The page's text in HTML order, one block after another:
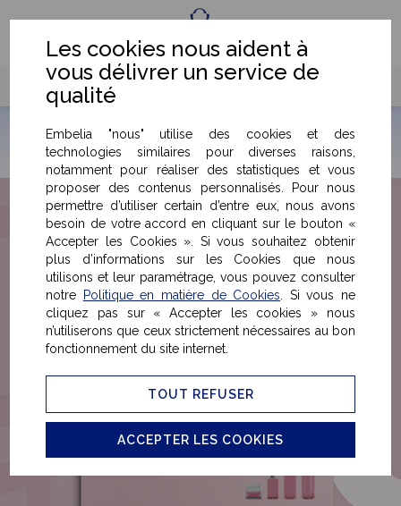
Les cookies nous aident à
vous délivrer un service de
qualité
Embelia "nous" utilise des cookies et des
technologies similaires pour diverses raisons,
notamment pour réaliser des statistiques et vous
proposer des contenus personnalisés. Pour nous
permettre d’utiliser certain d’entre eux, nous avons
besoin de votre accord en cliquant sur le bouton «
Accepter les Cookies ». Si vous souhaitez obtenir
plus d’informations sur les Cookies que nous
utilisons et leur paramétrage, vous pouvez consulter
notre
Politique en matière de Cookies. Si vous ne
cliquez pas sur « Accepter les cookies » nous
n’utiliserons que ceux strictement nécessaires au bon
fonctionnement du site internet.
TOUT REFUSER
ACCEPTER LES COOKIES